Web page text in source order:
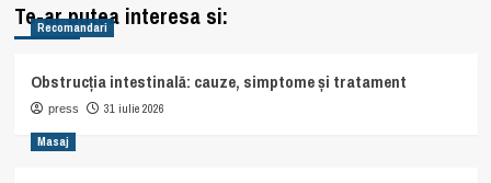
Te-ar putea interesa si:
Recomandari
Obstrucția intestinală: cauze, simptome și tratament
press 31 iulie 2026
Masaj